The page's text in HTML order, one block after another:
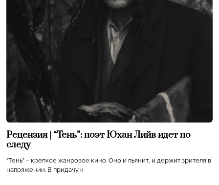
Рецензия | “Тень”: поэт Юхан Лийв идет по
следу
“Тень” – крепкое жанровое кино. Оно и пьянит, и держит зрителя в
напряжении. В придачу к